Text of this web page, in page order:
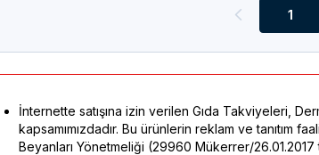
1
İnternette satışına izin verilen Gıda Takviyeleri,
kapsamımızdadır. Bu ürünlerin reklam ve tanıtım
Beyanları Yönetmeliği (29960 Mükerrer/